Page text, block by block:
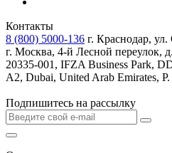
Контакты
8 (800) 5000-136 г. Краснодар,
г. Москва, 4-й Лесной переулок,
20335-001, IFZA Business Park,
A2, Dubai, United Arab Emirates,
Подпишитесь на рассылку